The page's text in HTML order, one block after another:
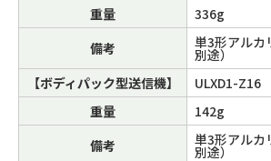
重量
336g
備考
単3形アル
別途）
【ボディパック型送信機】
ULXD1-Z16
重量
142g
備考
単3形アル
別途）